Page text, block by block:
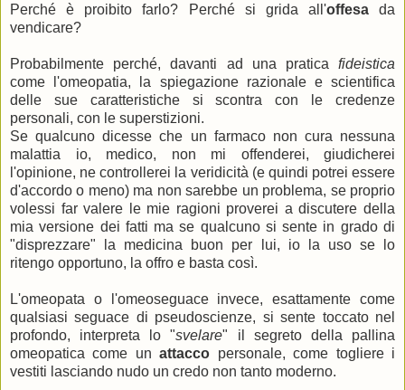
Perché è proibito farlo? Perché si grida all'offesada
vendicare?
Probabilmente perché, davanti ad una pratica fideistica
come l'omeopatia, la spiegazione razionale e scientifica
delle sue caratteristiche si scontra con le credenze
personali, con le superstizioni.
Se qualcuno dicesse che un farmaco non cura nessuna
malattia io, medico, non mi offenderei, giudicherei
l'opinione, ne controllerei la veridicità (e quindi potrei essere
d'accordo o meno) ma non sarebbe un problema, se proprio
volessi far valere le mie ragioni proverei a discutere della
mia versione dei fatti ma se qualcuno si sente in grado di
"disprezzare" la medicina buon per lui, io la uso se lo
ritengo opportuno, la offro e basta così.
L'omeopata o l'omeoseguace invece, esattamente come
qualsiasi seguace di pseudoscienze, si sente toccato nel
profondo, interpreta lo "svelare" il segreto della pallina
omeopatica come unattacco personale, come togliere i
vestiti lasciando nudo un credo non tanto moderno.